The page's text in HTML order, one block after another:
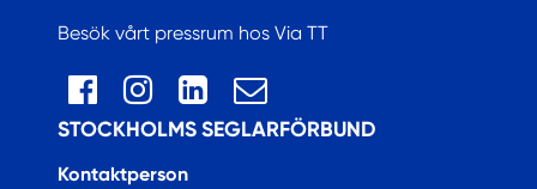
Besök vårt pressrum hos Via TT
STOCKHOLMS SEGLARFÖRBUND
Kontaktperson